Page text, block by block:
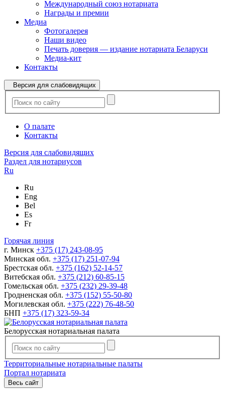
Международный союз нотариата
Награды и премии
Медиа
Фотогалерея
Наши видео
Печать доверия — издание нотариата Беларуси
Медиа-кит
Контакты
Версия для слабовидящих
О палате
Контакты
Версия для слабовидящих
Раздел для нотариусов
Ru
Ru
Eng
Bel
Es
Fr
Горячая линия
г. Минск +375 (17) 243-08-95
Минская обл. +375 (17) 251-07-94
Брестская обл. +375 (162) 52-14-57
Витебская обл. +375 (212) 60-85-15
Гомельская обл. +375 (232) 29-39-48
Гродненская обл. +375 (152) 55-50-80
Могилевская обл. +375 (222) 76-48-50
БНП +375 (17) 323-59-34
Белорусская нотариальная палата
Территориальные нотариальные палаты
Портал нотариата
Весь сайт